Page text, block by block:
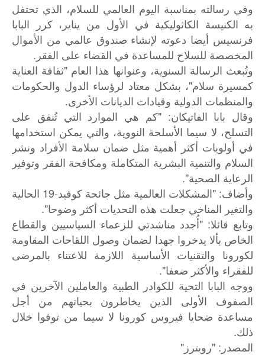
وفي رسالته بمناسبة اليوم العالمي للسلام، الذي تحتفل
به الكنيسة الكاثوليكية في الأول من يناير، كرر البابا
فرنسيس أيضا دعوته لإنشاء صندوق عالمي من الأموال
المخصصة للسلاح للمساعدة في القضاء على الفقر.
وتُبعث الرسالة السنوية، وعنوانها هذا العام "ثقافة العناية
كمسيرة سلام"، بشكل معتاد لرؤساء الدول والحكومات
والمنظمات الدولية وقيادات الديانات الأخرى.
وقال بابا الفاتيكان: "كم هي الموارد التي تُنفق على
التسلح، لا سيما الأسلحة النووية، والتي يمكن استخدامها
في أولويات أكثر أهمية مثل ضمان سلامة الأفراد ونشر
السلام والتنمية البشرية المتكاملة ومكافحة الفقر وتوفير
الرعاية الصحية".
وأضاف: "المشكلات العالمية مثل جائحة كوفيد-19 الحالية
والتغير المناخي جعلت هذه التحديات أكثر وضوحا".
وتابع قائلا: "أُجدد مناشدتي للزعماء السياسيين والقطاع
الخاص بألا يدخروا جهدا لضمان وصول اللقاحات المقاومة
لكورونا والتقنيات الأساسية اللازمة للاعتناء بالمرضى
للفقراء والأكثر ضعفا".
ووجه البابا التحية للكوادر الطبية والعاملين الآخرين في
الصفوف الأولى الذين يخاطرون بحياتهم من أجل
مساعدة ضحايا فيروس كورونا لا سيما من توفوا خلال
ذلك.
المصدر : "رويترز "